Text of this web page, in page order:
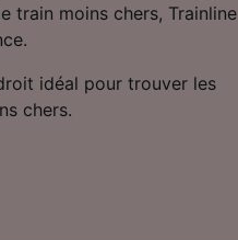
train moins chers, Trainline
idéal pour trouver les
chers.